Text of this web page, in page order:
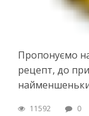
Пропонуємо
рецепт, до
11592 0